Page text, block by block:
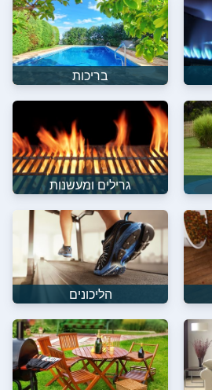
בריכות
גרילים ומעשנות
הליכונים